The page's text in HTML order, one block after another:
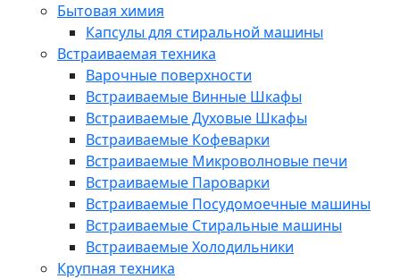
Бытовая химия
Капсулы для стиральной машины
Встраиваемая техника
Варочные поверхности
Встраиваемые Винные Шкафы
Встраиваемые Духовые Шкафы
Встраиваемые Кофеварки
Встраиваемые Микроволновые печи
Встраиваемые Пароварки
Встраиваемые Посудомоечные машины
Встраиваемые Стиральные машины
Встраиваемые Холодильники
Крупная техника